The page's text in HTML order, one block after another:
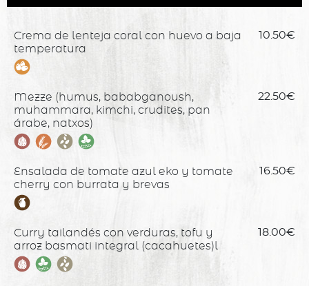
Crema de lenteja coral con huevo a baja
temperatura
10.50€
Mezze (humus, bababganoush,
muhammara, kimchi, crudites, pan
árabe, natxos)
22.50€
Ensalada de tomate azul eko y tomate
cherry con burrata y brevas
16.50€
Curry tailandés con verduras, tofu y
arroz basmati integral (cacahuetes)l
18.00€